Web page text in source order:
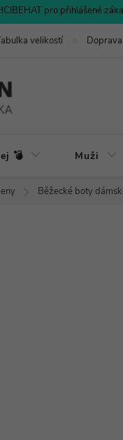
pro přihlášené
velikostí
💣 Muži
Běžecké boty